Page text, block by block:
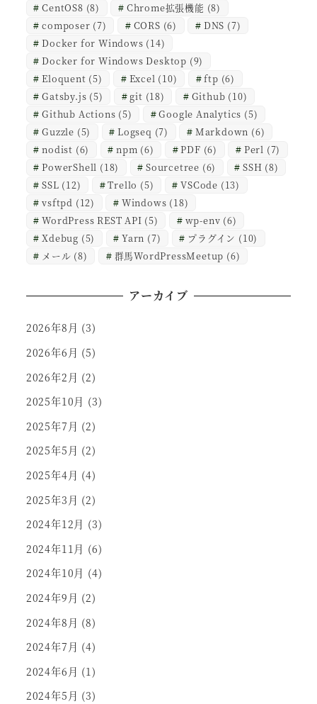
CentOS8 (8) Chrome拡張機能 (8)
composer (7) CORS (6) DNS (7)
Docker for Windows (14)
Docker for Windows Desktop (9)
Eloquent (5) Excel (10) ftp (6)
Gatsby.js (5) git (18) Github (10)
Github Actions (5) Google Analytics (5)
Guzzle (5) Logseq (7) Markdown (6)
nodist (6) npm (6) PDF (6) Perl (7)
PowerShell (18) Sourcetree (6) SSH (8)
SSL (12) Trello (5) VSCode (13)
vsftpd (12) Windows (18)
WordPress REST API (5) wp-env (6)
Xdebug (5) Yarn (7) プラグイン (10)
メール (8) 群馬WordPressMeetup (6)
アーカイブ
2026年8月 (3)
2026年6月 (5)
2026年2月 (2)
2025年10月 (3)
2025年7月 (2)
2025年5月 (2)
2025年4月 (4)
2025年3月 (2)
2024年12月 (3)
2024年11月 (6)
2024年10月 (4)
2024年9月 (2)
2024年8月 (8)
2024年7月 (4)
2024年6月 (1)
2024年5月 (3)